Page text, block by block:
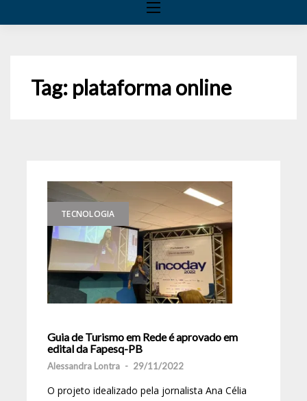
Tag: plataforma online
TECNOLOGIA
Guia de Turismo em Rede é aprovado em
edital da Fapesq-PB
Alessandra Lontra - 29/11/2022
O projeto idealizado pela jornalista Ana Célia